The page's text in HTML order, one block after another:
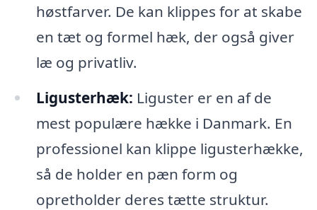
høstfarver. De kan klippes for at skabe
en tæt og formel hæk, der også giver
læ og privatliv.
Ligusterhæk: Liguster er en af de
mest populære hække i Danmark. En
professionel kan klippe ligusterhække,
så de holder en pæn form og
opretholder deres tætte struktur.